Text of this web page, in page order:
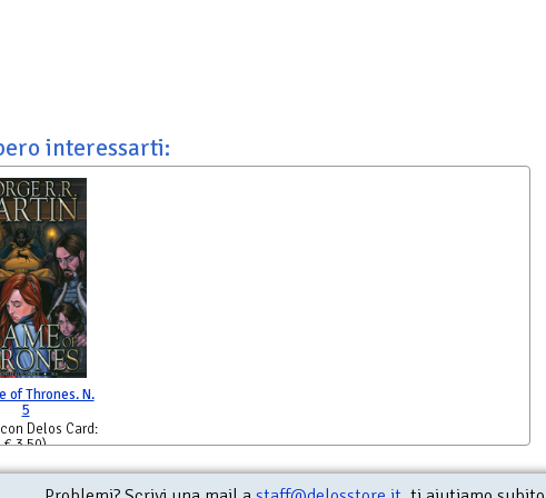
interessarti:
of Thrones. N.
5
Delos Card:
€ 3,50)